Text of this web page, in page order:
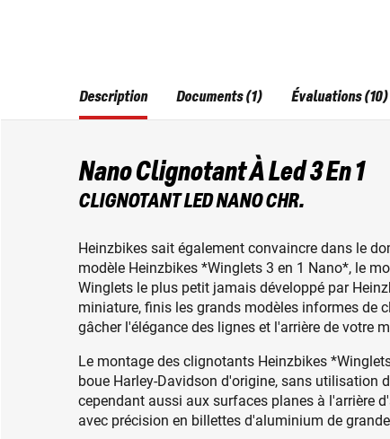
Description
Nano Clignotant À Led 3 En 1
CLIGNOTANT LED NANO CHR.
Heinzbikes sait également convaincre dans le
modèle Heinzbikes *Winglets 3 en 1 Nano*, le
Winglets le plus petit jamais développé par
miniature, finis les grands modèles informes de
gâcher l'élégance des lignes et l'arrière de votre
Le montage des clignotants Heinzbikes
boue Harley-Davidson d'origine, sans utilisation
cependant aussi aux surfaces planes à l'arrière
avec précision en billettes d'aluminium de
Documents (1) Évaluations (10)